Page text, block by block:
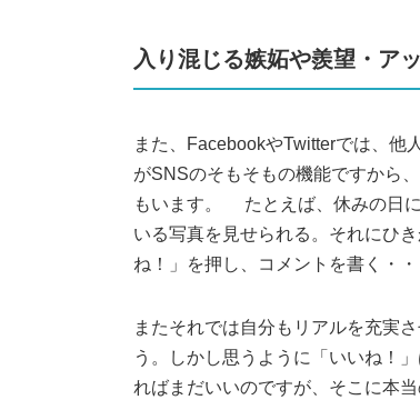
入り混じる嫉妬や羨望・ア
また、FacebookやTwitterでは、他
がSNSのそもそもの機能ですから
もいます。 たとえば、休みの日
いる写真を見せられる。それにひ
ね！」を押し、コメントを書く・
またそれでは自分もリアルを充実
う。しかし思うように「いいね！
ればまだいいのですが、そこに本